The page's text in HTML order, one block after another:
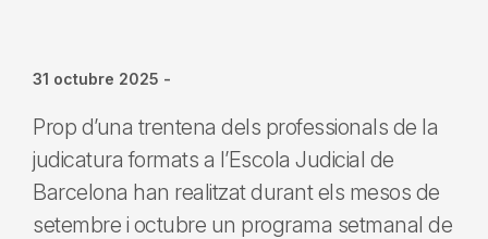
31 octubre 2025 -
Prop d’una trentena dels professionals de la
judicatura formats a l’Escola Judicial de
Barcelona han realitzat durant els mesos de
setembre i octubre un programa setmanal de